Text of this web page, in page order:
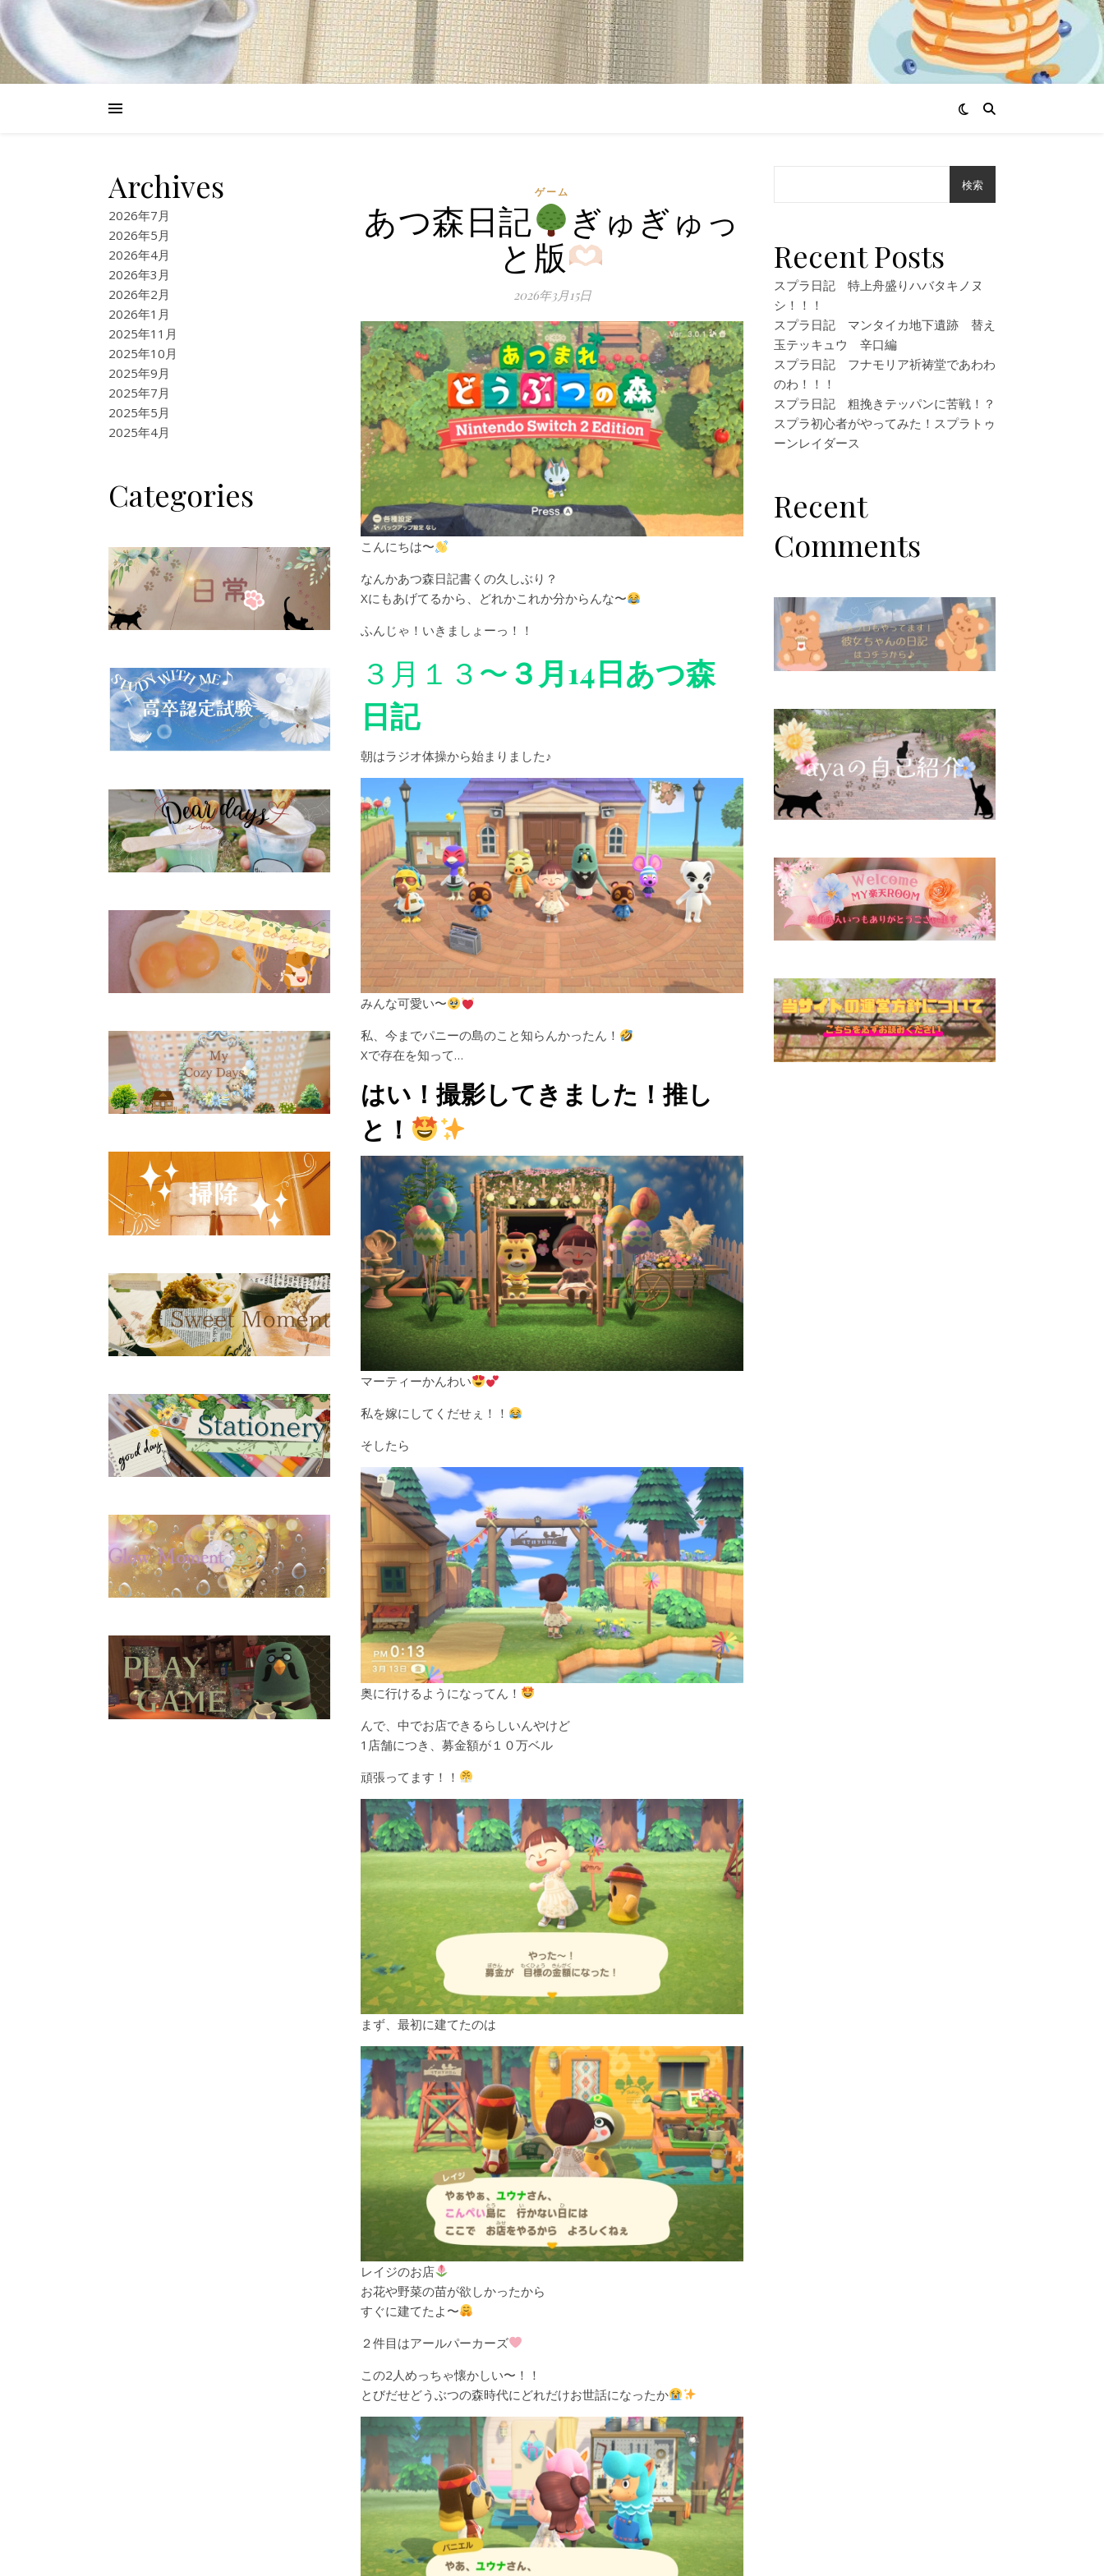
Archives
2026年7月
2026年5月
2026年4月
2026年3月
2026年2月
2026年1月
2025年11月
2025年10月
2025年9月
2025年7月
2025年5月
2025年4月
Categories
ゲーム
あつ森日記
ぎゅぎゅっ
と版
2026年3月15日
こんにちは〜
なんかあつ森日記書くの久しぶり？
Xにもあげてるから、どれかこれか分からんな〜
ふんじゃ！いきましょーっ！！
３月１３〜 ３月14日あつ森
日記
朝はラジオ体操から始まりました♪
みんな可愛い〜
私、今までパニーの島のこと知らんかったん！
Xで存在を知って…
はい！撮影してきました！推し
と！
マーティーかんわい
私を嫁にしてくだせぇ！！
そしたら
奥に行けるようになってん！
んで、中でお店できるらしいんやけど
1店舗につき、募金額が１０万ベル
頑張ってます！！
まず、最初に建てたのは
レイジのお店
お花や野菜の苗が欲しかったから
すぐに建てたよ〜
２件目はアールパーカーズ
この2人めっちゃ懐かしい〜！！
とびだせどうぶつの森時代にどれだけお世話になったか
検索
Recent Posts
スプラ日記 特上舟盛りハバタキノヌ
シ！！！
スプラ日記 マンタイカ地下遺跡 替え
玉テッキュウ 辛口編
スプラ日記 フナモリア祈祷堂であわわ
のわ！！！
スプラ日記 粗挽きテッパンに苦戦！？
スプラ初心者がやってみた！スプラトゥ
ーンレイダース
Recent
Comments